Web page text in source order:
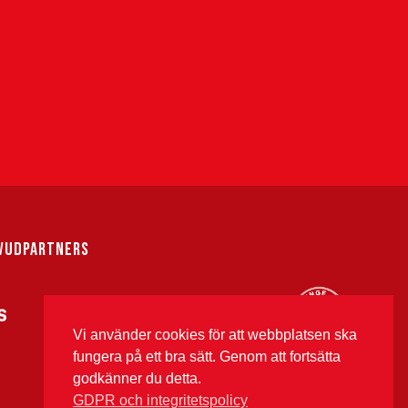
Vi använder cookies för att webbplatsen ska
fungera på ett bra sätt. Genom att fortsätta
godkänner du detta.
GDPR och integritetspolicy